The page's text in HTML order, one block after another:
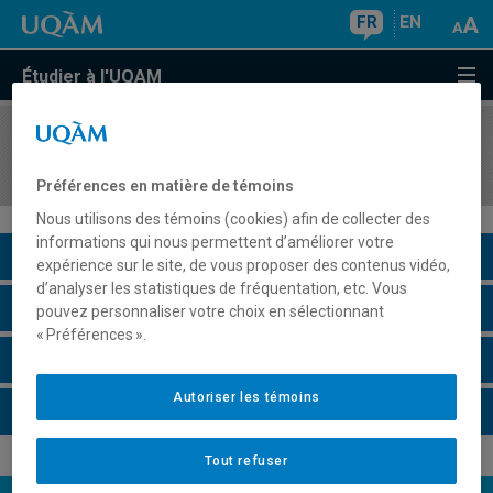
FR EN
Étudier à l'UQAM
COURS//
Description du cours
Horaire - Été 2026
Préférences en matière de témoins
Nous utilisons des témoins (cookies) afin de collecter des
informations qui nous permettent d’améliorer votre
expérience sur le site, de vous proposer des contenus vidéo,
d’analyser les statistiques de fréquentation, etc. Vous
pouvez personnaliser votre choix en sélectionnant
« Préférences ».
Tout refuser
Autoriser les témoins